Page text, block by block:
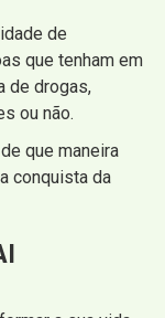
de
que tenham em
de drogas,
ou não.
que maneira
conquista da